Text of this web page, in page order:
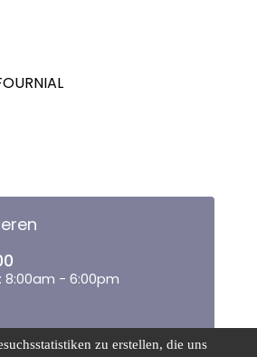
8:00am - 6:00pm
zu erstellen, die uns